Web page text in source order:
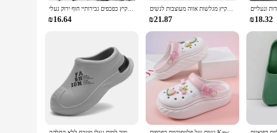
רך עם סוליות נשים סנדלי 2023 קיץ כפכפים גבירותיי חוף ירוק נעלי EVA קל משקל נועלת סנדלים שטוח יוניסקס צבעוני Sandalias
₪16.64
סנדלי אופנה עמיד למים נעלי נשים נעלי נשים בקיץ מגלשות אווה מעוצבות לנשים
₪21.87 ₪18.32